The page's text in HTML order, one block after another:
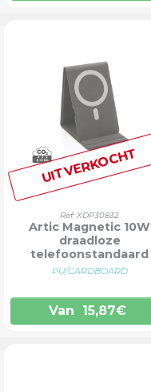
UITVERKOCHT
Ref: XDP30832
Artic Magnetic 10W
draadloze
telefoonstandaard
PU/CARDBOARD
Van 15,87€